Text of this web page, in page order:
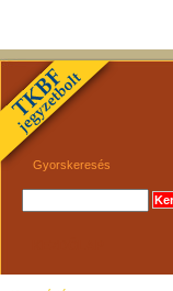
Gyorskeresés